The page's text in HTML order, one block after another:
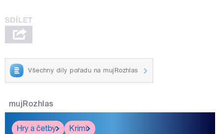
Všechny díly pořadu na mujRozhlas
mujRozhlas
Hry a četby
Krimi